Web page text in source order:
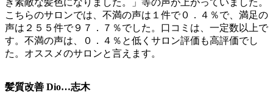
き素敵な髪色になりました。」等の声が上がっていました。
こちらのサロンでは、不満の声は１件で０．４％で、満足の
声は２５５件で９７．７％でした。口コミは、一定数以上で
す。不満の声は、０．４％と低くサロン評価も高評価でし
た。オススメのサロンと言えます。
髪質改善 Dio…志木